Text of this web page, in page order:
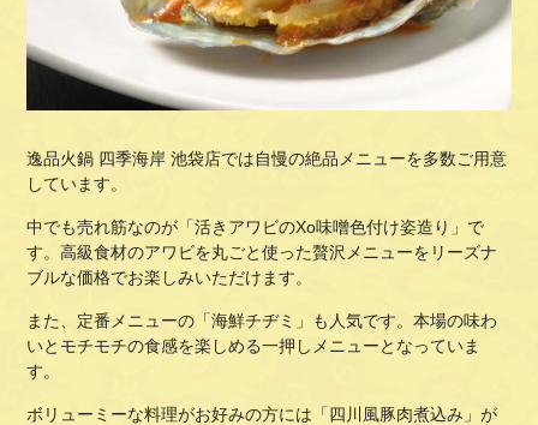
逸品火鍋 四季海岸 池袋店では自慢の絶品メニューを多数ご用意
しています。
中でも売れ筋なのが「活きアワビのXo味噌色付け姿造り」で
す。高級食材のアワビを丸ごと使った贅沢メニューをリーズナ
ブルな価格でお楽しみいただけます。
また、定番メニューの「海鮮チヂミ」も人気です。本場の味わ
いとモチモチの食感を楽しめる一押しメニューとなっていま
す。
ボリューミーな料理がお好みの方には「四川風豚肉煮込み」が